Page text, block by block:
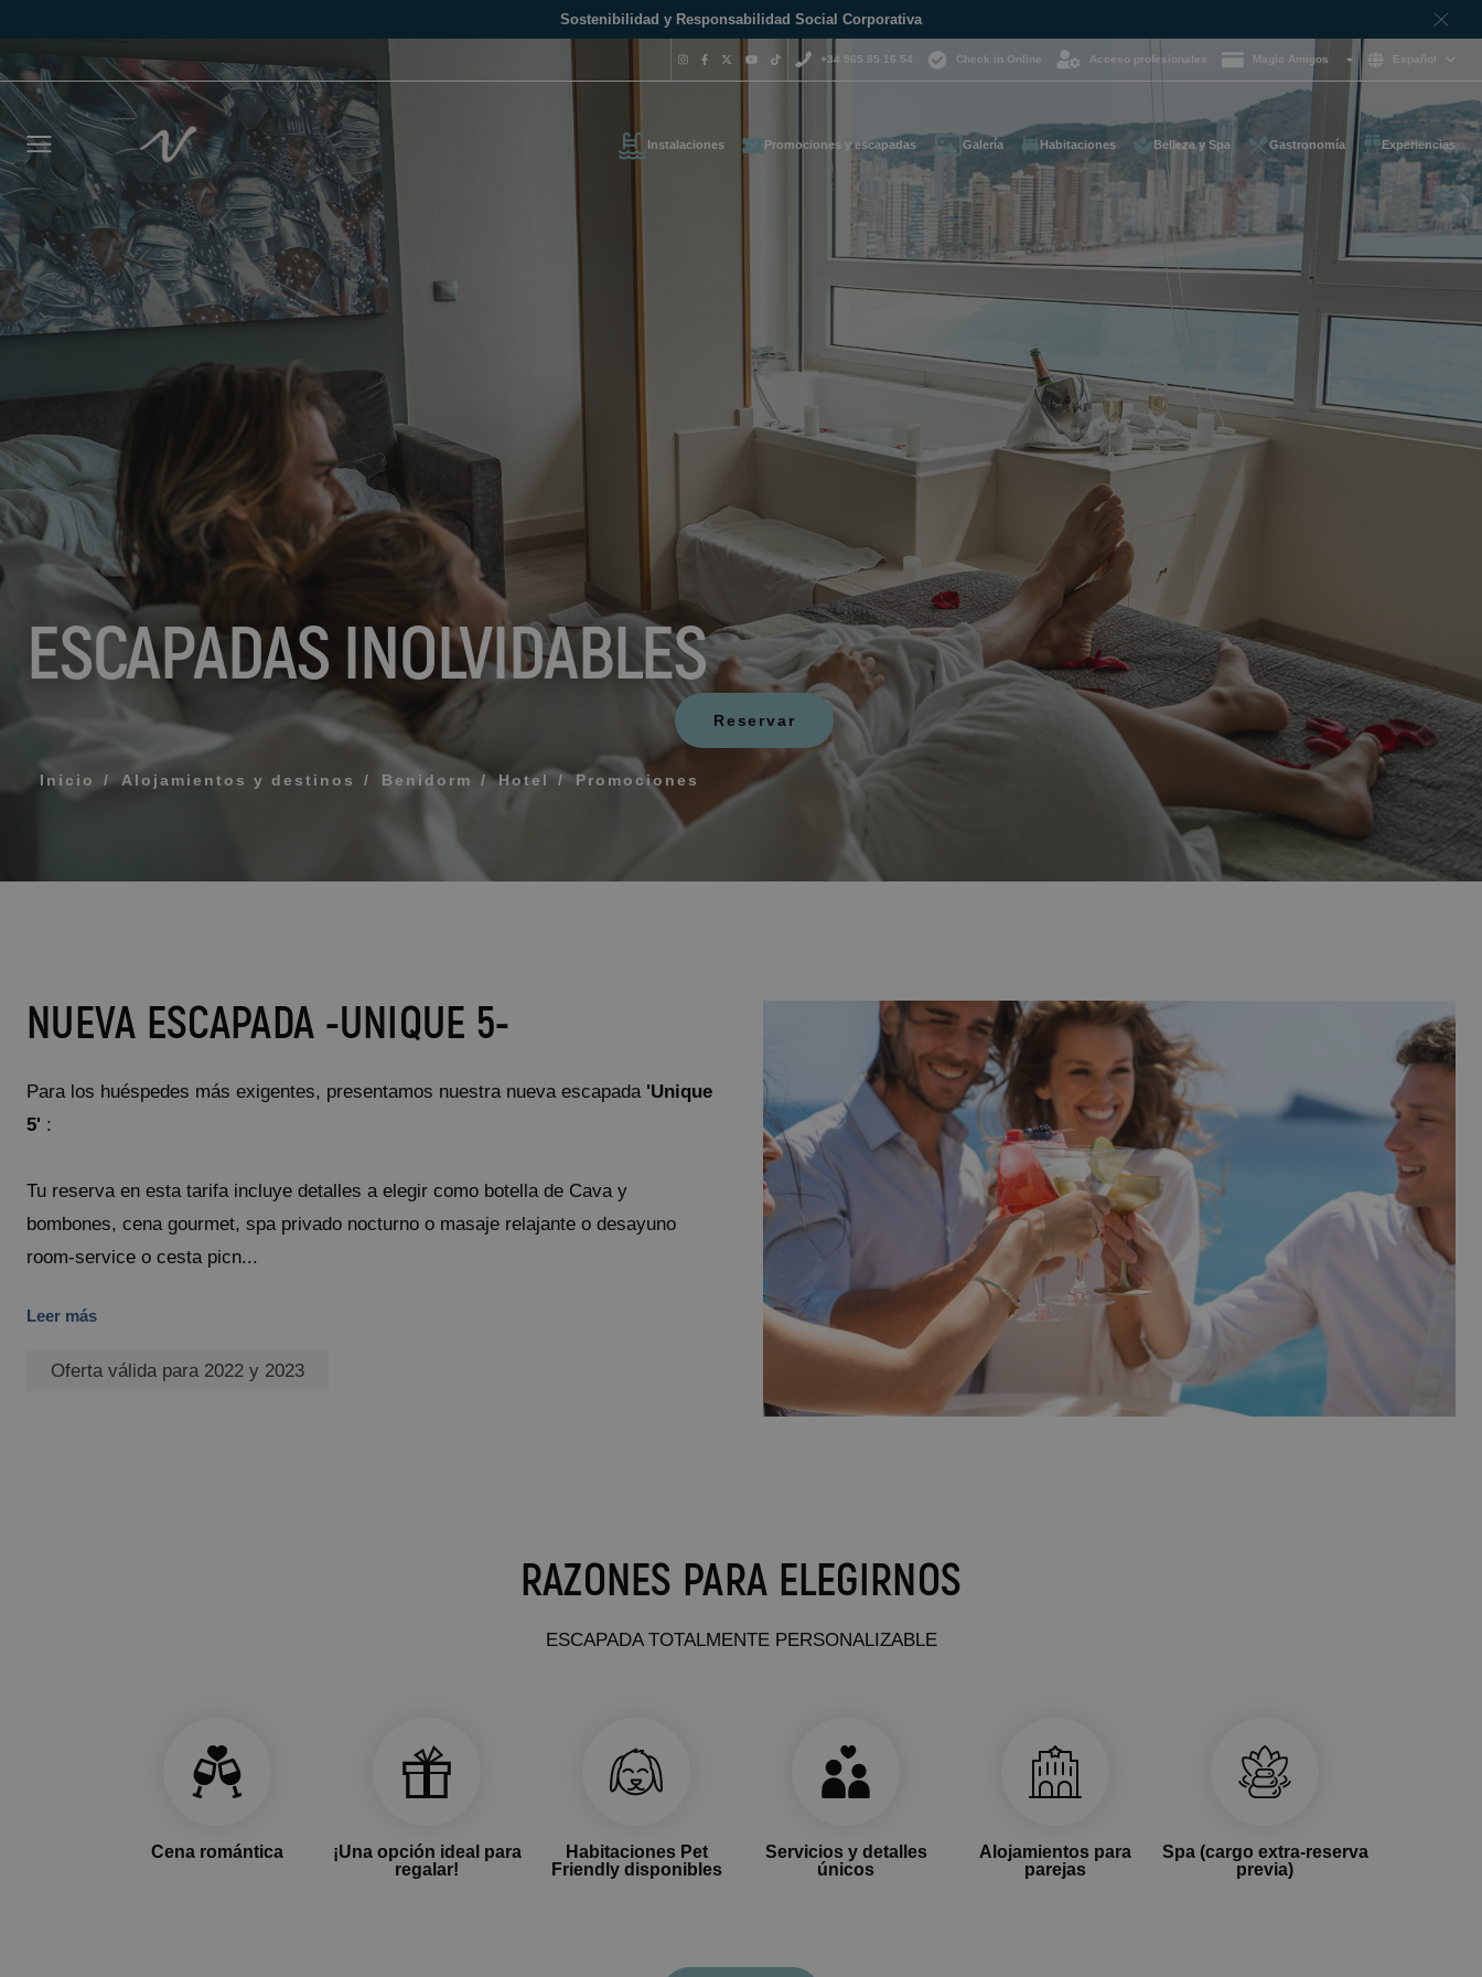
Sostenibilidad y Responsabilidad Social Corporativa
+34 965 85 16 54
¿Necesitas ayuda y quieres
contactar con nosotros?
+34 965 85 16 54
Estamos disponibles para ti a cualquier
¿Qué incluye mi régimen?
Cómo reservar y gestión de tu reserva
Modificar mi reserva
Cancelar mi reserva
Otras consultas
Déjanos tus datos de contacto y te
llamaremos lo antes posible
HORARIO PREFERIDO PARA QUE TE LLAMEMOS
Acepto los términos y las condiciones de privacidad
ENVIAR
Check in Online Acceso profesionales Magic Amigos Español
Instalaciones Promociones y escapadas Galería Habitaciones Belleza y Spa Gastronomía Experiencias
ESCAPADAS INOLVIDABLES
Reservar
Inicio Alojamientos y destinos Benidorm Hotel Promociones
NUEVA ESCAPADA -UNIQUE 5-
Para los huéspedes más exigentes, presentamos nuestra nueva escapada 'Unique
5' :
Tu reserva en esta tarifa incluye detalles a elegir como botella de Cava y
bombones, cena gourmet, spa privado nocturno o masaje relajante o desayuno
room-service o cesta picn...
Leer más
Oferta válida para 2022 y 2023
RAZONES PARA ELEGIRNOS
ESCAPADA TOTALMENTE PERSONALIZABLE
Cena romántica
¡Una opción ideal para
regalar!
Habitaciones Pet
Friendly disponibles
Servicios y detalles
únicos
Alojamientos para
parejas
Spa (cargo extra-reserva
previa)